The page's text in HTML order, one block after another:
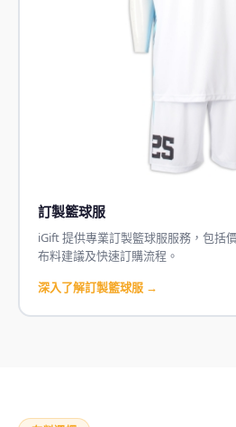
訂製籃球服
iGift 提供專業訂製籃球服服務，包括
布料建議及快速訂購流程。
深入了解訂製籃球服 →